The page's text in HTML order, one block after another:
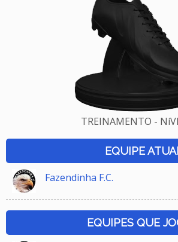
TREINAMENTO -
EQUIPE
Fazendinha F.C.
EQUIPES QUE